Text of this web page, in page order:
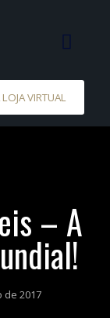
LOJA VIRTUAL
– A
de 2017